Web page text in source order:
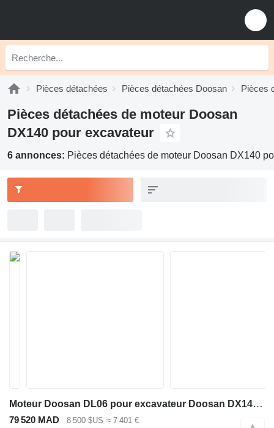
Pièces détachées Pièces détachées Doosan Pièces
Pièces détachées de moteur Doosan
DX140 pour excavateur
6 annonces: Pièces détachées de moteur Doosan DX140
Moteur Doosan DL06 pour excavateur Doosan DX140LC，DX160, DX180
79 520 MAD 8 500 $US ≈ 7 401 €